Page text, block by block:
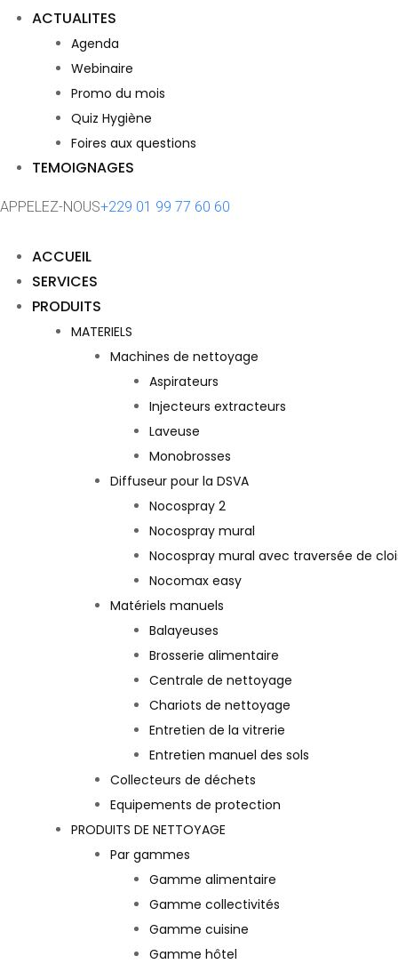
ACTUALITES
Agenda
Webinaire
Promo du mois
Quiz Hygiène
Foires aux questions
TEMOIGNAGES
APPELEZ-NOUS+229 01 99 77 60 60
ACCUEIL
SERVICES
PRODUITS
MATERIELS
Machines de nettoyage
Aspirateurs
Injecteurs extracteurs
Laveuse
Monobrosses
Diffuseur pour la DSVA
Nocospray 2
Nocospray mural
Nocospray mural avec traversée de
Nocomax easy
Matériels manuels
Balayeuses
Brosserie alimentaire
Centrale de nettoyage
Chariots de nettoyage
Entretien de la vitrerie
Entretien manuel des sols
Collecteurs de déchets
Equipements de protection
PRODUITS DE NETTOYAGE
Par gammes
Gamme alimentaire
Gamme collectivités
Gamme cuisine
Gamme hôtel